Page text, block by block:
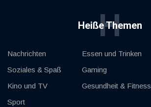
Heiße Themen
H
Nachrichten
Soziales & Spaß
Kino und TV
Sport
Essen und Trinken
Gaming
Gesundheit & Fitness